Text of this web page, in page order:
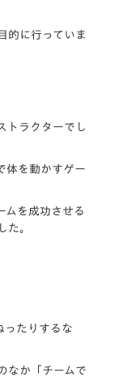
的に行っていま
トラクターでし
体を動かすゲー
ムを成功させる
た。
ったりするな
なか「チームで